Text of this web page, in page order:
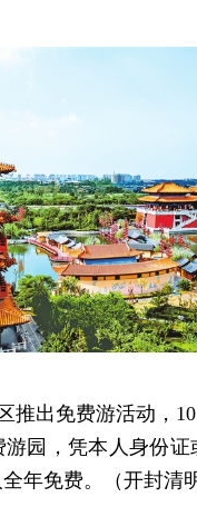
推出免费游活动，
园，凭本人身份
年免费。（开封清